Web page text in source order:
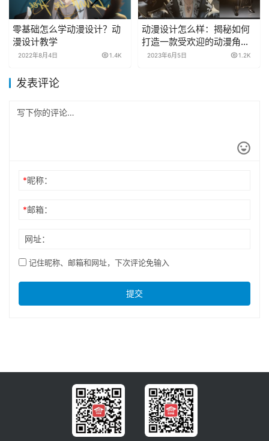
零基础怎么学动漫设计？动
漫设计教学
2022年8月4日 1.4K
动漫设计怎么样：揭秘如何
打造一款受欢迎的动漫角
色？
2023年6月5日 1.2K
发表评论
*昵称：
*邮箱：
网址：
记住昵称、邮箱和网址，下次评论免输入
提交